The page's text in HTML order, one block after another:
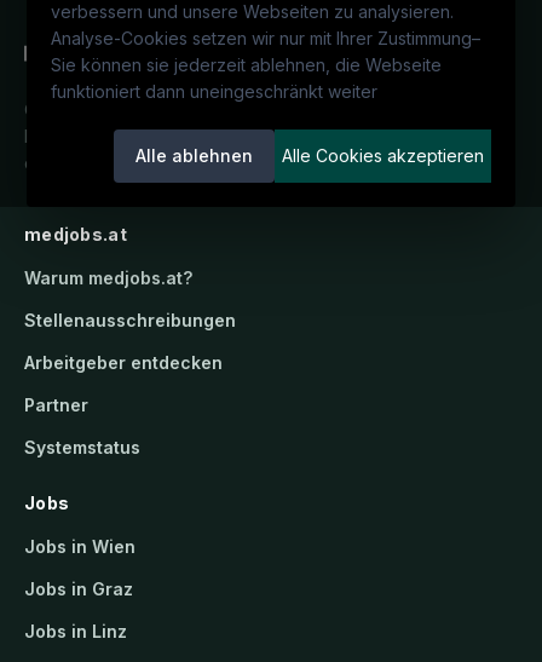
verbessern und unsere Webseiten zu analysieren.
Analyse-Cookies setzen wir nur mit Ihrer Zustimmung–
Sie können sie jederzeit ablehnen, die Webseite
funktioniert dann uneingeschränkt weiter
Alle ablehnen Alle Cookies akzeptieren
Österreichs medizinisches
Karriereportal.Ein Service der
candidatis GmbH.
medjobs.at
Warum medjobs.at?
Stellenausschreibungen
Arbeitgeber entdecken
Partner
Systemstatus
Jobs
Jobs in Wien
Jobs in Graz
Jobs in Linz